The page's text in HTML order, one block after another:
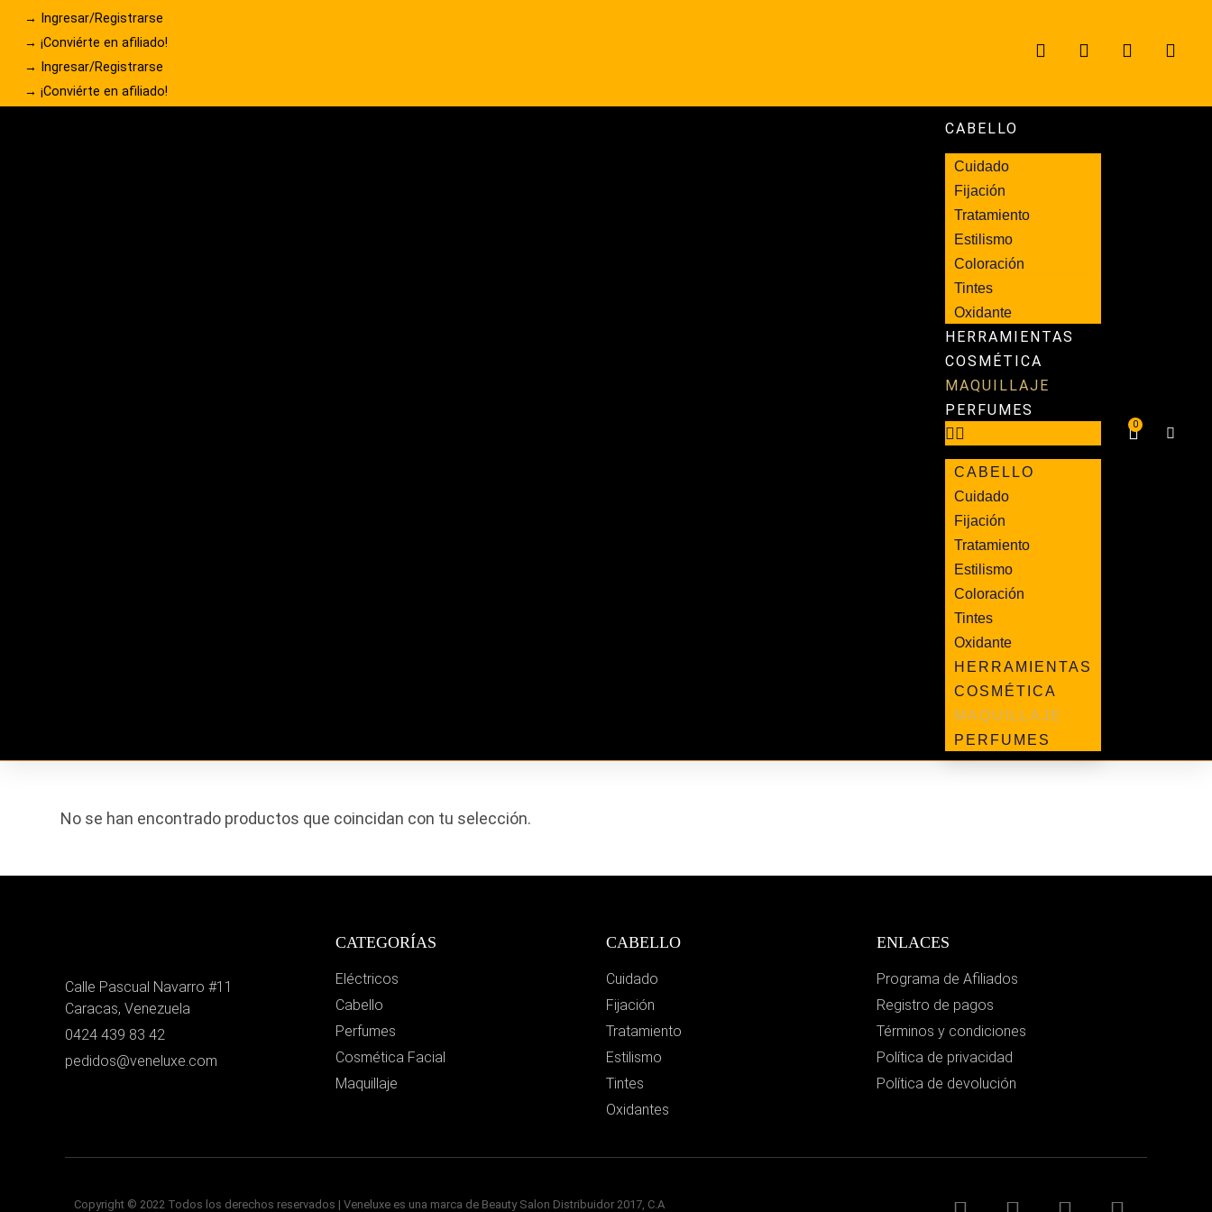
→ Ingresar/Registrarse
→ ¡Conviérte en afiliado!
→ Ingresar/Registrarse
→ ¡Conviérte en afiliado!
CABELLO
Cuidado
Fijación
Tratamiento
Estilismo
Coloración
Tintes
Oxidante
HERRAMIENTAS
COSMÉTICA
MAQUILLAJE
PERFUMES
CABELLO
Cuidado
Fijación
Tratamiento
Estilismo
Coloración
Tintes
Oxidante
HERRAMIENTAS
COSMÉTICA
MAQUILLAJE
PERFUMES
0
No se han encontrado productos que coincidan con tu selección.
Calle Pascual Navarro #11
Caracas, Venezuela
0424 439 83 42
pedidos@veneluxe.com
CATEGORÍAS
Eléctricos
Cabello
Perfumes
Cosmética Facial
Maquillaje
CABELLO
Cuidado
Fijación
Tratamiento
Estilismo
Tintes
Oxidantes
ENLACES
Programa de Afiliados
Registro de pagos
Términos y condiciones
Política de privacidad
Política de devolución
Copyright © 2022 Todos los derechos reservados | Veneluxe es una marca de Beauty Salon Distribuidor 2017, C.A